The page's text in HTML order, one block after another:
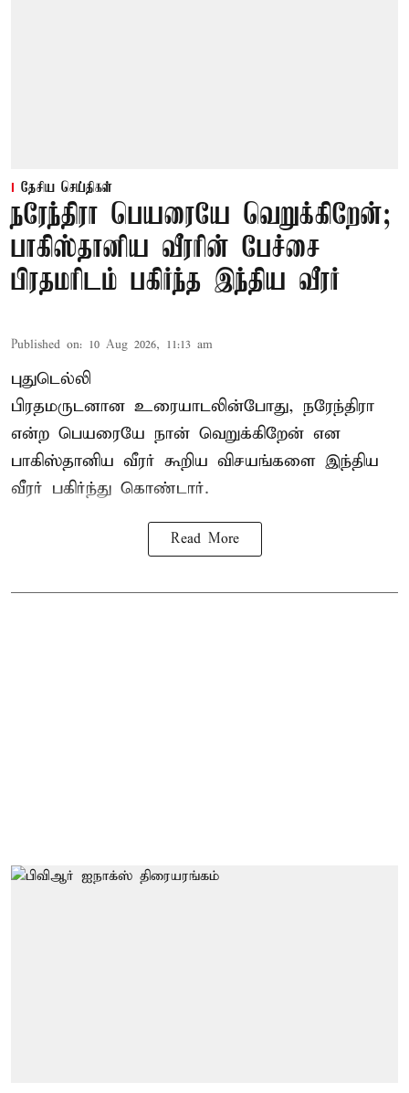
தேசிய செய்திகள்
நரேந்திரா பெயரையே வெறுக்கிறேன்;
பாகிஸ்தானிய வீரரின் பேச்சை
பிரதமரிடம் பகிர்ந்த இந்திய வீரர்
Published on: 10 Aug 2026, 11:13 am
புதுடெல்லி
பிரதமருடனான உரையாடலின்போது, நரேந்திரா
என்ற பெயரையே நான் வெறுக்கிறேன் என
பாகிஸ்தானிய வீரர் கூறிய விசயங்களை இந்திய
வீரர் பகிர்ந்து கொண்டார்.
Read More